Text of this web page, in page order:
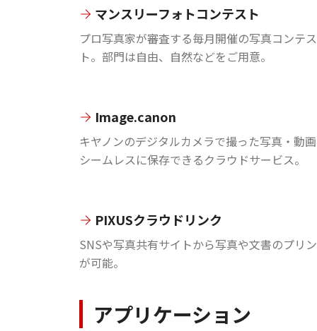
マンスリーフォトコンテスト
プロ写真家が審査する毎月開催の写真コンテス
ト。部門は自由、自然などをご用意。
Image.canon
キヤノンのデジタルカメラで撮った写真・動
シームレスに保存できるクラウドサービス。
PIXUSクラウドリンク
SNSや写真共有サイトから写真や文書のプリ
が可能。
アプリケーション